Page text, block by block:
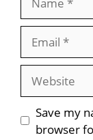
Website
Save my
browser